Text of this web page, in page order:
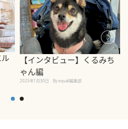
【インタビュー】くるみち
ゃん編
2025年1月30日 By equall編集部